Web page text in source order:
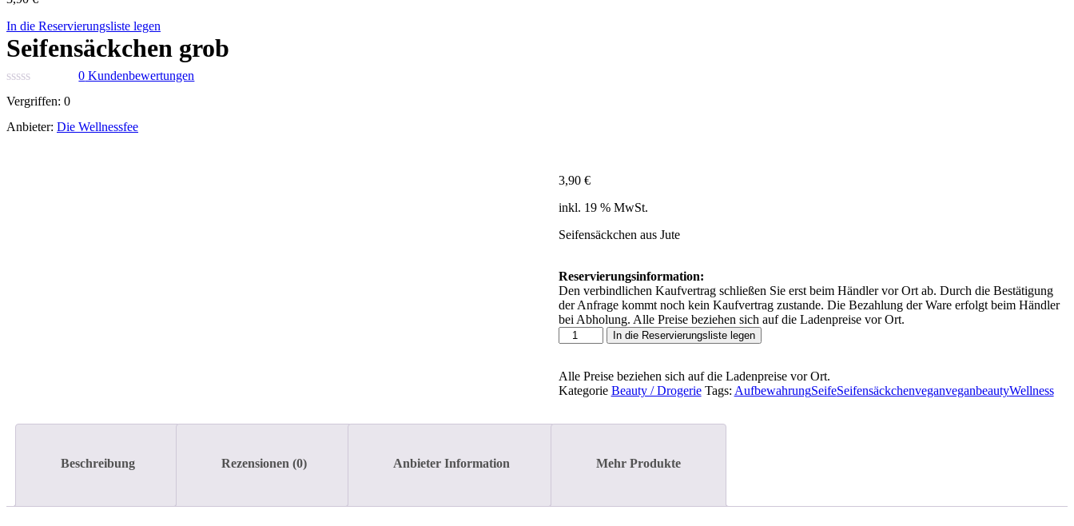
In die Reservierungsliste legen
Seifensäckchen grob
0 Kundenbewertungen
Vergriffen: 0
Anbieter: Die Wellnessfee
3,90 €
inkl. 19 % MwSt.
Seifensäckchen aus Jute
Reservierungsinformation:
Den verbindlichen Kaufvertrag schließen Sie erst beim Händler vor Ort ab. Durch die Bestätigung
der Anfrage kommt noch kein Kaufvertrag zustande. Die Bezahlung der Ware erfolgt beim Händler
bei Abholung. Alle Preise beziehen sich auf die Ladenpreise vor Ort.
Seifensäckchen
grob
In die Reservierungsliste legen
Alle Preise beziehen sich auf die Ladenpreise vor Ort.
Kategorie Beauty / Drogerie Tags: AufbewahrungSeifeSeifensäckchenveganveganbeautyWellness
Beschreibung Rezensionen (0) Anbieter Information Mehr Produkte